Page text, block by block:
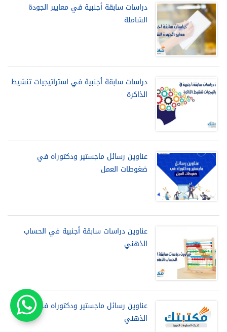
دراسات سابقة أجنبية في معايير الجودة
الشاملة
دراسات سابقة أجنبية في استراتيجيات تنشيط
الذاكرة
عناوين رسائل ماجستير ودكتوراه في
ضغوطات العمل
عناوين دراسات سابقة أجنبية في الحساب
الذهني
عناوين رسائل ماجستير ودكتوراه في العصف
الذهني